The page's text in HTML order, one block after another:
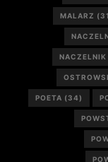
MALARZ
POETA (34)